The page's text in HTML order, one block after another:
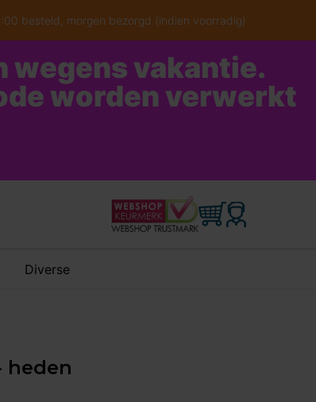
besteld, morgen bezorgd (indien voorradig)
vakantie.
worden verwerkt
Diverse
heden